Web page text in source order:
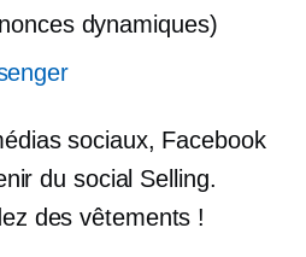
dynamiques)
sociaux, Facebook
du social Selling.
des vêtements !